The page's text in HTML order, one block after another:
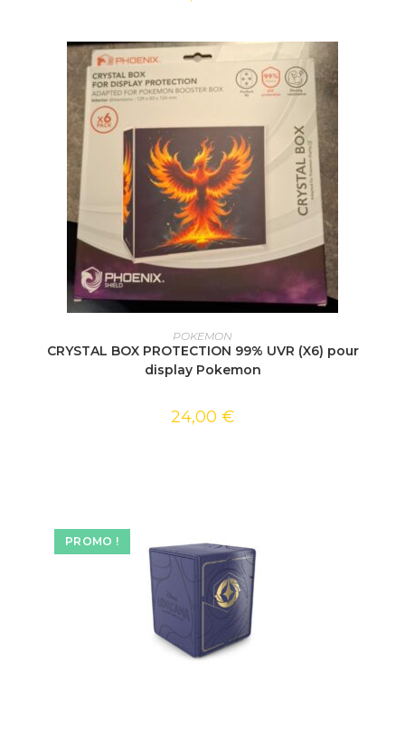
AJOUTER AU PANIER
POKEMON
CRYSTAL BOX PROTECTION 99% UVR (X6) pour
display Pokemon
24,00 €
PROMO !